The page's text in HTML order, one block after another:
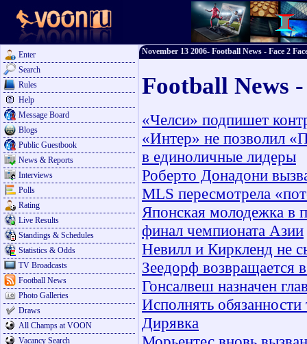
Enter
Search
Rules
Help
Message Board
Blogs
Public Guestbook
News & Reports
Interviews
Polls
Rating
Live Results
Standings & Schedules
Statistics & Odds
TV Broadcasts
Football News
Photo Galleries
Draws
All Champs at VOON
Vacancy Search
November 13 2006- Football News - Face 2
Football News
«Челси» подпишет
«Интер» не позволил
в единоличные лидеры
Роберто Донадони
MLS пересмотрела
Японская молодежка в
финал чемпионата Азии
Невилл и Киркленд не
Зеедорф возвращается
Гонсалвеш назначен
Исполнять
Дирявка